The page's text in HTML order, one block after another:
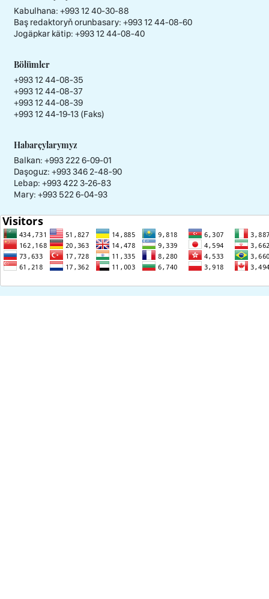
Kabulhana: +993 12 40-30-88
Baş redaktoryň orunbasary: +993 12 44-08-60
Jogäpkar kätip: +993 12 44-08-40
Bölümler
+993 12 44-08-35
+993 12 44-08-37
+993 12 44-08-39
+993 12 44-19-13 (Faks)
Habarçylarymyz
Balkan: +993 222 6-09-01
Daşoguz: +993 346 2-48-90
Lebap: +993 422 3-26-83
Mary: +993 522 6-04-93